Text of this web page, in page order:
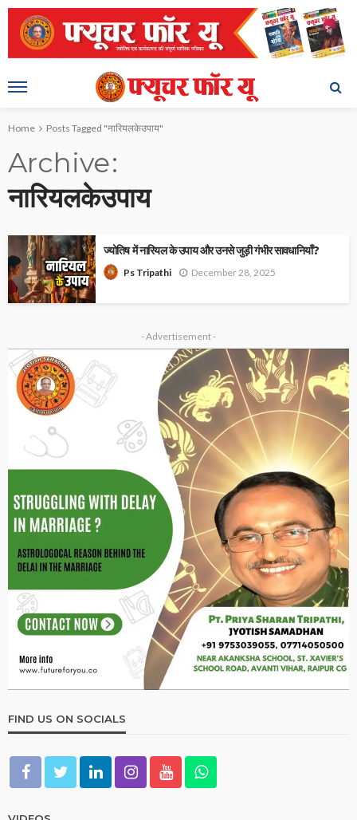
Home Posts Tagged "नारियलकेउपाय"
Archive
नारियलकेउपाय
ज्योतिष में नारियल के उपाय और उनसे जुड़ी गंभीर सावधानियाँ?
Ps Tripathi December 28, 2025
- Advertisement -
FIND US ON SOCIALS